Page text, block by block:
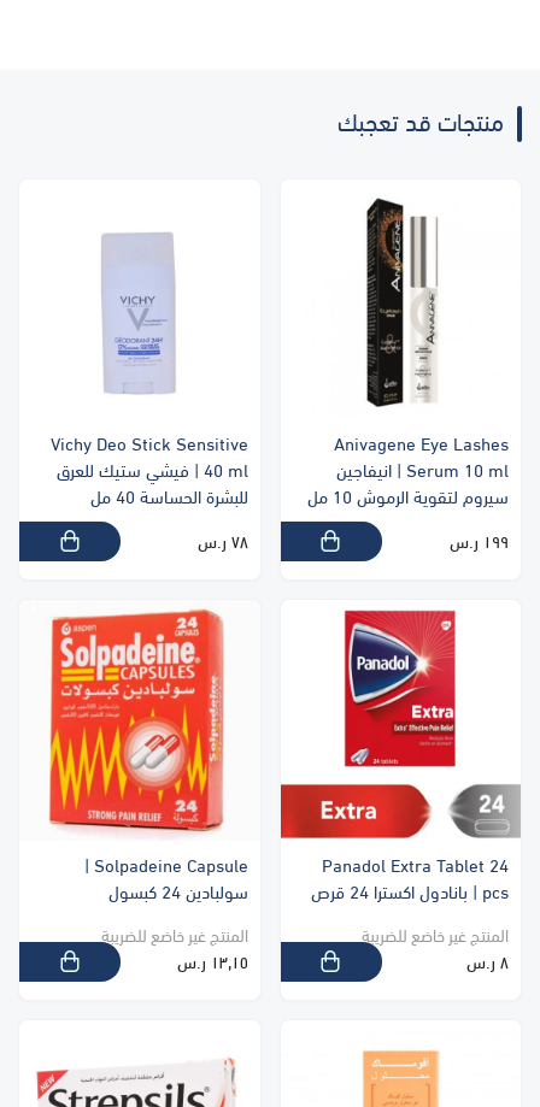
منتجات قد تعجبك
Anivagene Eye Lashes
Serum 10 ml | انيفاجين
سيروم لتقوية الرموش 10 مل
١٩٩ ر.س
Vichy Deo Stick Sensitive
40 ml | فيشي ستيك للعرق
للبشرة الحساسة 40 مل
٧٨ ر.س
Panadol Extra Tablet 24
pcs | بانادول اكسترا 24 قرص
المنتج غير خاضع للضريبة
٨ ر.س
Solpadeine Capsule |
سولبادين 24 كبسول
المنتج غير خاضع للضريبة
١٣٫١٥ ر.س